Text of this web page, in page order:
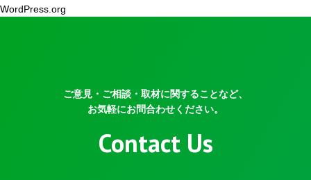
WordPress.org
ご意見・ご相談・取材に関することなど、
お気軽にお問合わせください。
Contact Us